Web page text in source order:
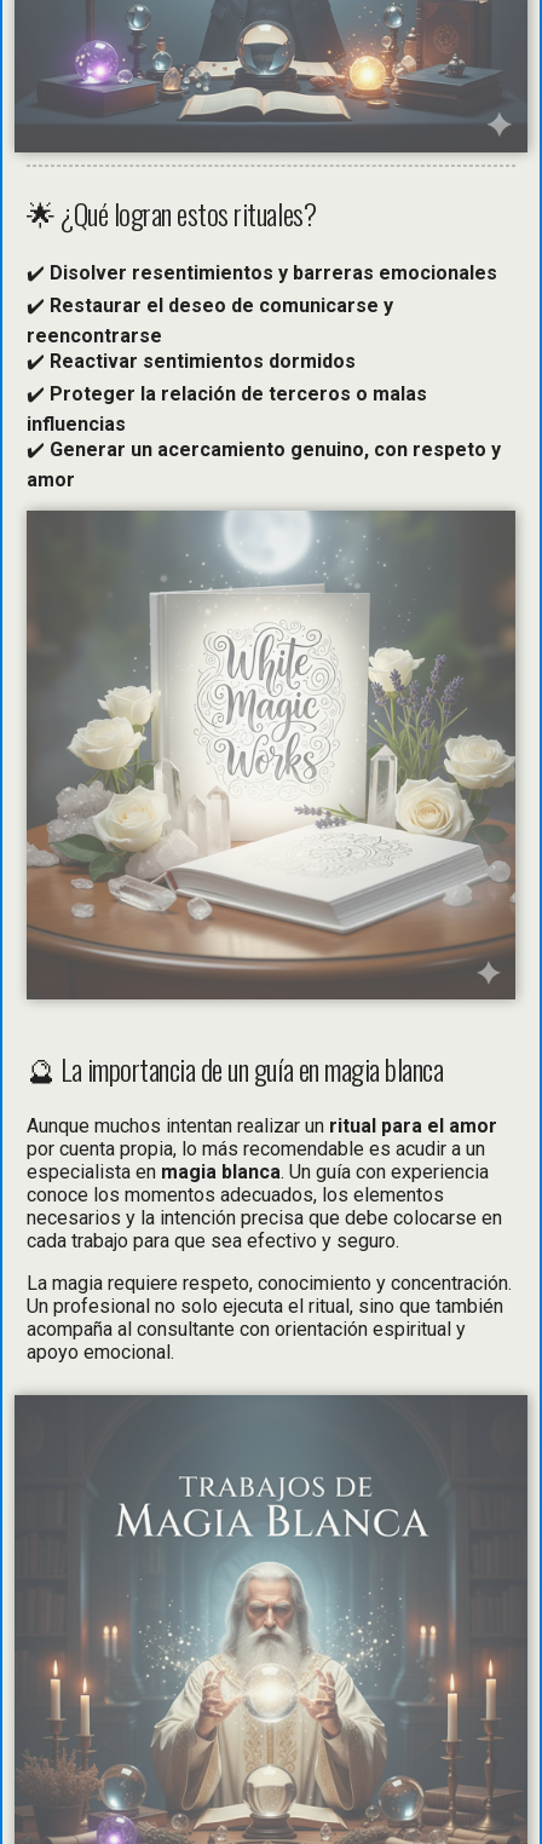
🌟 ¿Qué logran estos rituales?
✔️ Disolver resentimientos y barreras emocionales
✔️ Restaurar el deseo de comunicarse y
reencontrarse
✔️ Reactivar sentimientos dormidos
✔️ Proteger la relación de terceros o malas
influencias
✔️ Generar un acercamiento genuino, con respeto y
amor
🔮 La importancia de un guía en magia blanca
Aunque muchos intentan realizar un ritual para el amor
por cuenta propia, lo más recomendable es acudir a un
especialista en magia blanca. Un guía con experiencia
conoce los momentos adecuados, los elementos
necesarios y la intención precisa que debe colocarse en
cada trabajo para que sea efectivo y seguro.
La magia requiere respeto, conocimiento y concentración.
Un profesional no solo ejecuta el ritual, sino que también
acompaña al consultante con orientación espiritual y
apoyo emocional.